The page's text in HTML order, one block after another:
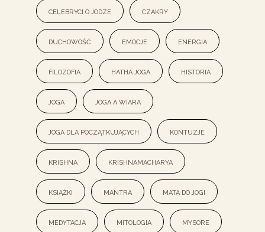
celebryci o jodze czakry
duchowość emocje energia
filozofia hatha joga historia
joga joga a wiara
joga dla początkujących kontuzje
krishna Krishnamacharya
książki mantra mata do jogi
medytacja mitologia mysore